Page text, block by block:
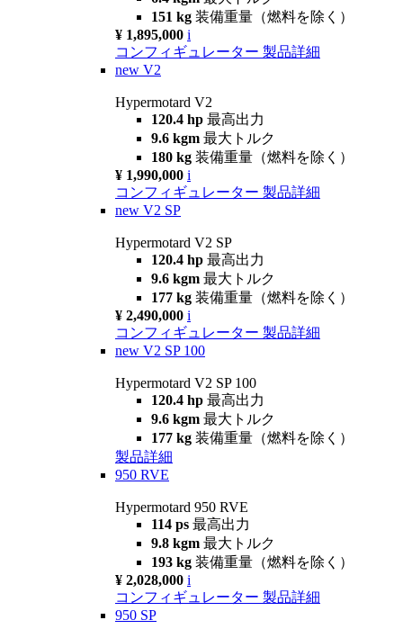
151 kg 装備重量（燃料を除く）
¥ 1,895,000 i
コンフィギュレーター 製品詳細
new V2
Hypermotard V2
120.4 hp 最高出力
9.6 kgm 最大トルク
180 kg 装備重量（燃料を除く）
¥ 1,990,000 i
コンフィギュレーター 製品詳細
new V2 SP
Hypermotard V2 SP
120.4 hp 最高出力
9.6 kgm 最大トルク
177 kg 装備重量（燃料を除く）
¥ 2,490,000 i
コンフィギュレーター 製品詳細
new V2 SP 100
Hypermotard V2 SP 100
120.4 hp 最高出力
9.6 kgm 最大トルク
177 kg 装備重量（燃料を除く）
製品詳細
950 RVE
Hypermotard 950 RVE
114 ps 最高出力
9.8 kgm 最大トルク
193 kg 装備重量（燃料を除く）
¥ 2,028,000 i
コンフィギュレーター 製品詳細
950 SP